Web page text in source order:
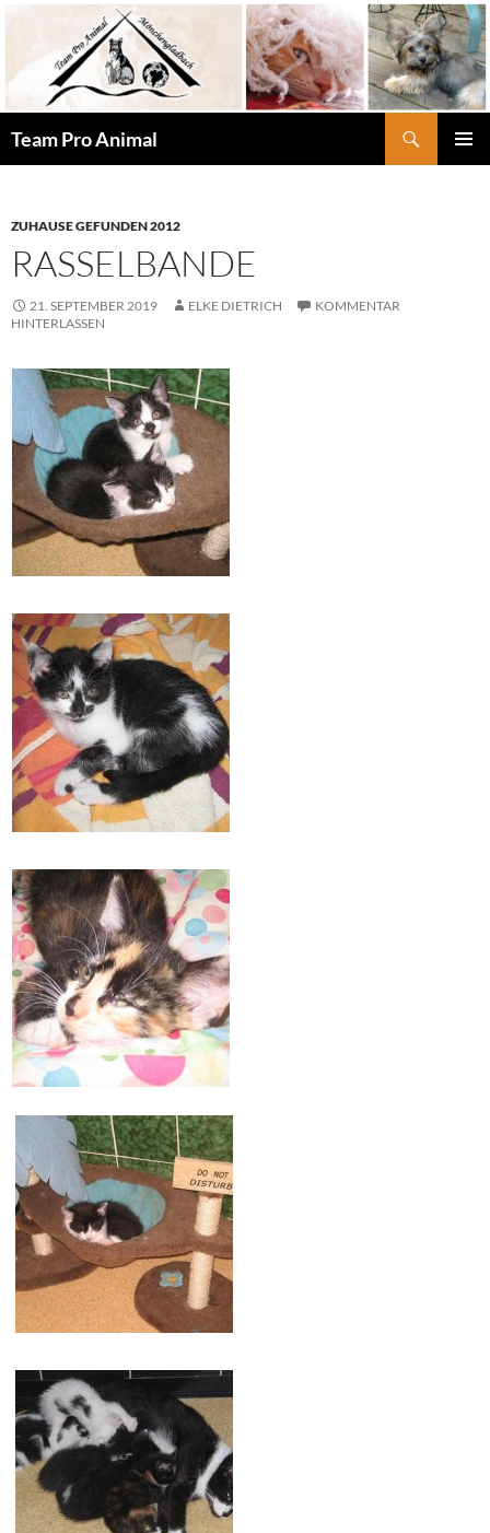
springen
Team Pro Animal
ZUHAUSE GEFUNDEN 2012
RASSELBANDE
21. SEPTEMBER 2019 ELKE DIETRICH
KOMMENTAR
HINTERLASSEN